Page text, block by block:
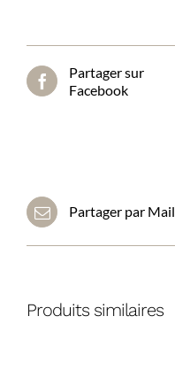
Partager sur
Facebook
Partager par Mail
Produits similaires